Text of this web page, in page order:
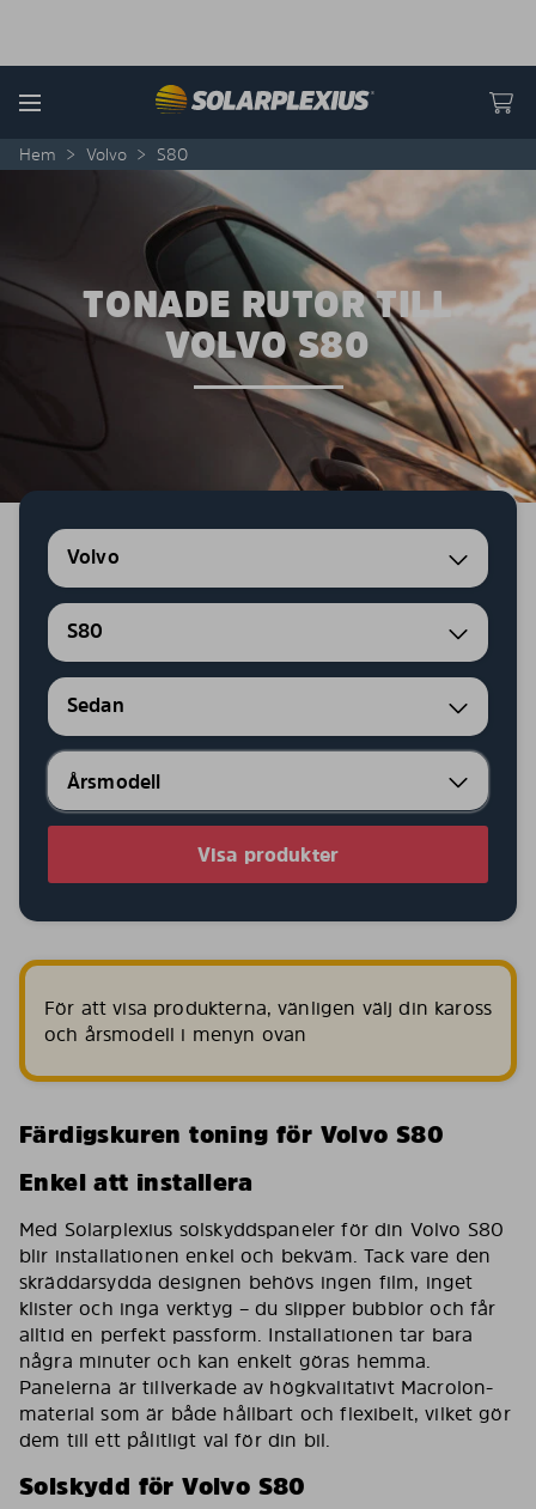
Menu
Hem > Volvo > S80
TONADE RUTOR TILL
VOLVO S80
Volvo
S80
Sedan
Visa produkter
För att visa produkterna, vänligen välj din kaross
och årsmodell i menyn ovan
Färdigskuren toning för Volvo S80
Enkel att installera
Med Solarplexius solskyddspaneler för din Volvo S80
blir installationen enkel och bekväm. Tack vare den
skräddarsydda designen behövs ingen film, inget
klister och inga verktyg – du slipper bubblor och får
alltid en perfekt passform. Installationen tar bara
några minuter och kan enkelt göras hemma.
Panelerna är tillverkade av högkvalitativt Macrolon-
material som är både hållbart och flexibelt, vilket gör
dem till ett pålitligt val för din bil.
Solskydd för Volvo S80